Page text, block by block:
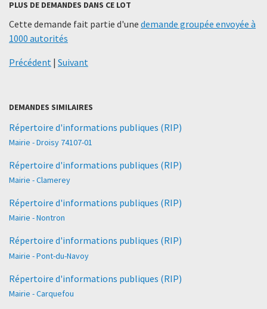
PLUS DE DEMANDES DANS CE LOT
Cette demande fait partie d'une demande groupée envoyée à
1000 autorités
Précédent | Suivant
DEMANDES SIMILAIRES
Répertoire d'informations publiques (RIP)
Mairie - Droisy 74107-01
Répertoire d'informations publiques (RIP)
Mairie - Clamerey
Répertoire d'informations publiques (RIP)
Mairie - Nontron
Répertoire d'informations publiques (RIP)
Mairie - Pont-du-Navoy
Répertoire d'informations publiques (RIP)
Mairie - Carquefou